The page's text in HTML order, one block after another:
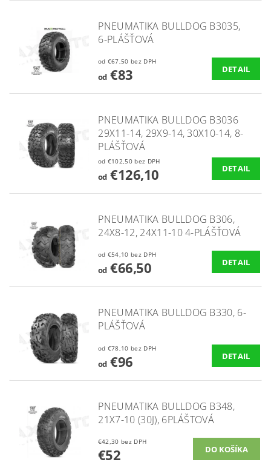
PNEUMATIKA BULLDOG B3035,
6-PLÁŠŤOVÁ
od €67,50 bez DPH
od€83 DETAIL
PNEUMATIKA BULLDOG B3036
29X11-14, 29X9-14, 30X10-14, 8-
PLÁŠŤOVÁ
od €102,50 bez DPH
od€126,10 DETAIL
PNEUMATIKA BULLDOG B306,
24X8-12, 24X11-10 4-PLÁŠŤOVÁ
od €54,10 bez DPH
od€66,50 DETAIL
PNEUMATIKA BULLDOG B330, 6-
PLÁŠŤOVÁ
od €78,10 bez DPH
od€96 DETAIL
PNEUMATIKA BULLDOG B348,
21X7-10 (30J), 6PLÁŠTOVÁ
€42,30 bez DPH
€52